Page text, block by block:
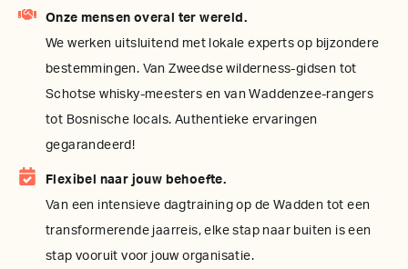
Onze mensen overal ter wereld.
We werken uitsluitend met lokale experts op bijzondere
bestemmingen. Van Zweedse wilderness-gidsen tot
Schotse whisky-meesters en van Waddenzee-rangers
tot Bosnische locals. Authentieke ervaringen
gegarandeerd!
Flexibel naar jouw behoefte.
Van een intensieve dagtraining op de Wadden tot een
transformerende jaarreis, elke stap naar buiten is een
stap vooruit voor jouw organisatie.